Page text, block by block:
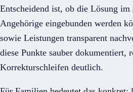
Entscheidend ist, ob die Lösung
Angehörige eingebunden werden
sowie Leistungen transparent
diese Punkte sauber dokumentiert,
Korrekturschleifen deutlich.